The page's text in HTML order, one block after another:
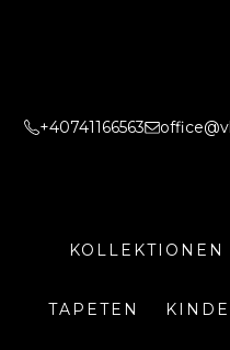
+40741166563
KOLLEKTIONEN
TAPETEN